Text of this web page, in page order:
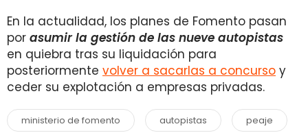
En la actualidad, los planes de Fomento pasan
por asumir la gestión de las nueve autopistas
en quiebra tras su liquidación para
posteriormente volver a sacarlas a concurso y
ceder su explotación a empresas privadas.
ministerio de fomento autopistas peaje